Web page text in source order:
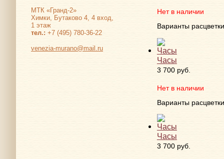
МТК «Гранд-2»
Химки, Бутаково 4, 4 вход,
1 этаж
тел.: +7 (495) 780-36-22
venezia-murano@mail.ru
Нет в наличии
Варианты расцветки
Часы
3 700 руб.
Нет в наличии
Варианты расцветки
Часы
3 700 руб.